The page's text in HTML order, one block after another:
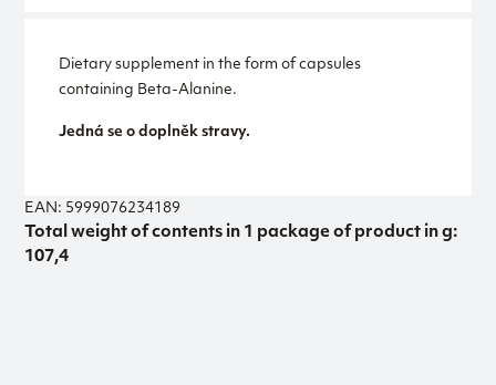
Dietary supplement in the form of capsules
containing Beta-Alanine.
Jedná se o doplněk stravy.
EAN: 5999076234189
Total weight of contents in 1 package of product in g:
107,4